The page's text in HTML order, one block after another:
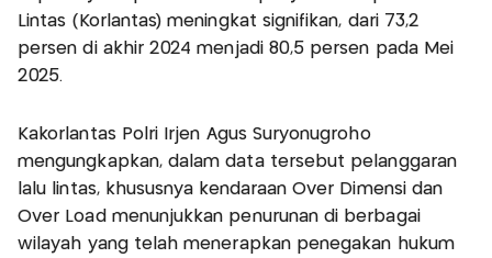
Lintas (Korlantas) meningkat signifikan, dari 73,2
persen di akhir 2024 menjadi 80,5 persen pada Mei
2025.
Kakorlantas Polri Irjen Agus Suryonugroho
mengungkapkan, dalam data tersebut pelanggaran
lalu lintas, khususnya kendaraan Over Dimensi dan
Over Load menunjukkan penurunan di berbagai
wilayah yang telah menerapkan penegakan hukum